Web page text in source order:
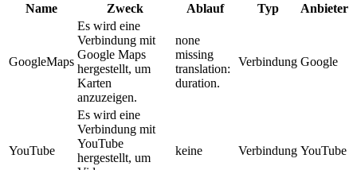
Name Zweck Ablauf Typ Anbieter
GoogleMaps
Es wird eine
Verbindung mit
Google Maps
hergestellt, um
Karten
anzuzeigen.
none
missing
translation:
duration.
Verbindung Google
YouTube
Es wird eine
Verbindung mit
YouTube
hergestellt, um
keine Verbindung YouTube